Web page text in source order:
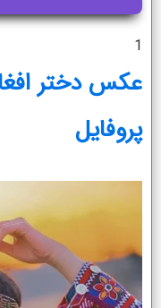
1
عکس دختر
پروفایل